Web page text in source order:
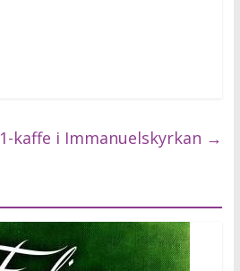
kaffe i Immanuelskyrkan →